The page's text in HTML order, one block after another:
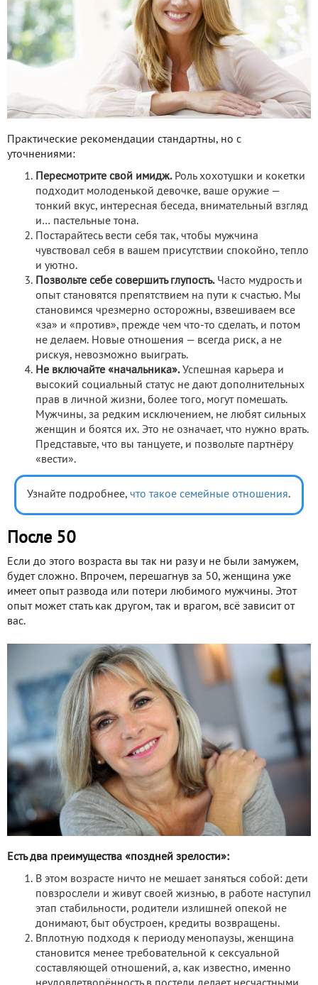
Практические рекомендации стандартны, но с
уточнениями:
Пересмотрите свой имидж.Роль хохотушки и кокетки
подходит молоденькой девочке, ваше оружие —
тонкий вкус, интересная беседа, внимательный взгляд
и… пастельные тона.
Постарайтесь вести себя так, чтобы мужчина
чувствовал себя в вашем присутствии спокойно, тепло
и уютно.
Позвольте себе совершить глупость.Часто мудрость и
опыт становятся препятствием на пути к счастью. Мы
становимся чрезмерно осторожны, взвешиваем все
«за» и «против», прежде чем что-то сделать, и потом
не делаем. Новые отношения — всегда риск, а не
рискуя, невозможно выиграть.
Не включайте «начальника».Успешная карьера и
высокий социальный статус не дают дополнительных
прав в личной жизни, более того, могут помешать.
Мужчины, за редким исключением, не любят сильных
женщин и боятся их. Это не означает, что нужно врать.
Представьте, что вы танцуете, и позвольте партнёру
«вести».
Узнайте подробнее, что такое семейные отношения.
После 50
Если до этого возраста вы так ни разу и не были замужем,
будет сложно. Впрочем, перешагнув за 50, женщина уже
имеет опыт развода или потери любимого мужчины. Этот
опыт может стать как другом, так и врагом, всё зависит от
вас.
Есть два преимущества «поздней зрелости»:
В этом возрасте ничто не мешает заняться собой: дети
повзрослели и живут своей жизнью, в работе наступил
этап стабильности, родители излишней опекой не
донимают, быт обустроен, кредиты возвращены.
Вплотную подходя к периоду менопаузы, женщина
становится менее требовательной к сексуальной
составляющей отношений, а, как известно, именно